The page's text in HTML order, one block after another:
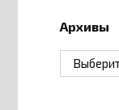
Архивы
Архивы